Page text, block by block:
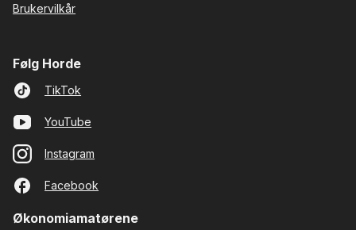
Brukervilkår
Følg Horde
TikTok
YouTube
Instagram
Facebook
Økonomiamatørene